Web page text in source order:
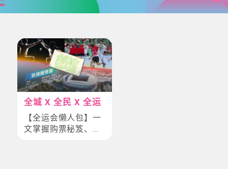
全城 X 全民 X 全运
【全运会懒人包】一
文掌握购票秘笈、跨